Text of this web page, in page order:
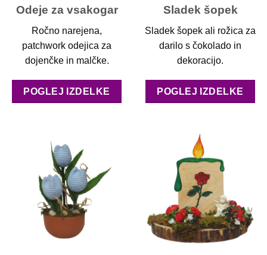
Odeje za vsakogar
Ročno narejena,
patchwork odejica za
dojenčke in malčke.
POGLEJ IZDELKE
Sladek šopek
Sladek šopek ali rožica za
darilo s čokolado in
dekoracijo.
POGLEJ IZDELKE